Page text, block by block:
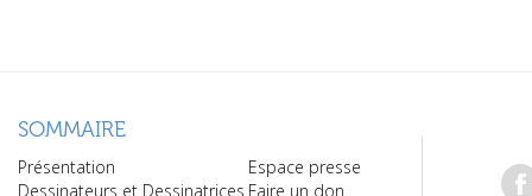
SOMMAIRE
Présentation
Dessinateurs et Dessinatrices
Espace presse
Faire un don